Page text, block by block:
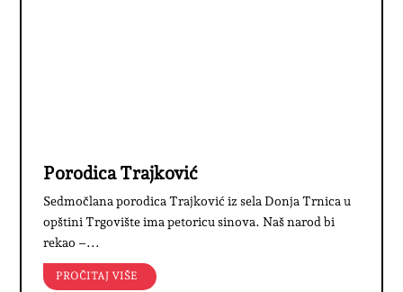
Porodica Trajković
Sedmočlana porodica Trajković iz sela Donja Trnica u
opštini Trgovište ima petoricu sinova. Naš narod bi
rekao –...
PROČITAJ VIŠE